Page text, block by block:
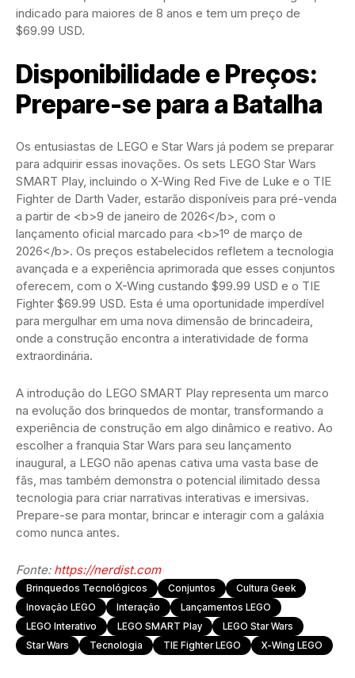
indicado para maiores de 8 anos e tem um preço de
$69.99 USD.
Disponibilidade e Preços:
Prepare-se para a Batalha
Os entusiastas de LEGO e Star Wars já podem se preparar
para adquirir essas inovações. Os sets LEGO Star Wars
SMART Play, incluindo o X-Wing Red Five de Luke e o TIE
Fighter de Darth Vader, estarão disponíveis para pré-venda
a partir de <b>9 de janeiro de 2026</b>, com o
lançamento oficial marcado para <b>1º de março de
2026</b>. Os preços estabelecidos refletem a tecnologia
avançada e a experiência aprimorada que esses conjuntos
oferecem, com o X-Wing custando $99.99 USD e o TIE
Fighter $69.99 USD. Esta é uma oportunidade imperdível
para mergulhar em uma nova dimensão de brincadeira,
onde a construção encontra a interatividade de forma
extraordinária.
A introdução do LEGO SMART Play representa um marco
na evolução dos brinquedos de montar, transformando a
experiência de construção em algo dinâmico e reativo. Ao
escolher a franquia Star Wars para seu lançamento
inaugural, a LEGO não apenas cativa uma vasta base de
fãs, mas também demonstra o potencial ilimitado dessa
tecnologia para criar narrativas interativas e imersivas.
Prepare-se para montar, brincar e interagir com a galáxia
como nunca antes.
Fonte: https://nerdist.com
Brinquedos Tecnológicos Conjuntos
Cultura Geek
Inovação LEGO
Interação
Lançamentos LEGO
LEGO Interativo
LEGO SMART Play
LEGO Star Wars
Star Wars
Tecnologia TIE Fighter LEGO X-Wing LEGO